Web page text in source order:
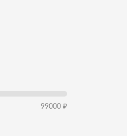
99000₽